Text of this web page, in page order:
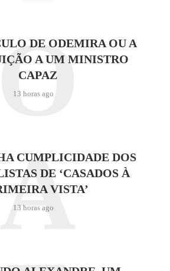
DE ODEMIRA OU A
A UM MINISTRO
CAPAZ
13 horas ago
CUMPLICIDADE DOS
DE ‘CASADOS À
VISTA’
13 horas ago
A